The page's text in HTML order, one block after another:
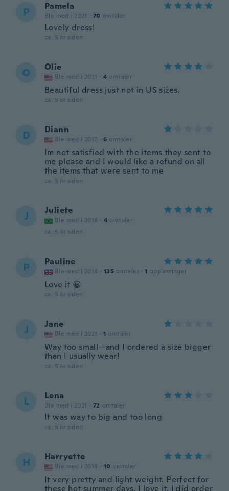
P Pamela
Ble med i 2021 · 70 omtaler
Lovely dress!
ca. 5 år siden
O Olie
Ble med i 2021 · 4 omtaler
Beautiful dress just not in US sizes.
ca. 5 år siden
D Diann
Ble med i 2017 · 6 omtaler
Im not satisfied with the items they sent to
me please and I would like a refund on all
the items that were sent to me
ca. 5 år siden
J Juliete
Ble med i 2018 · 4 omtaler
ca. 5 år siden
P Pauline
Ble med i 2018 · 135 omtaler · 1 opplastinger
Love it 😀
ca. 5 år siden
J Jane
Ble med i 2021 · 1 omtaler
Way too small—and I ordered a size bigger
than I usually wear!
ca. 5 år siden
L Lena
Ble med i 2021 · 72 omtaler
It was way to big and too long
ca. 5 år siden
H Harryette
Ble med i 2018 · 10 omtaler
It very pretty and light weight. Perfect for
these hot summer days. I love it. I did order